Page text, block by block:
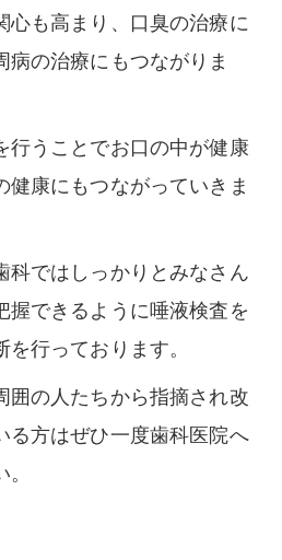
心も高まり、口臭の治療に
病の治療にもつながりま
行うことでお口の中が健康
康にもつながっていきま
科ではしっかりとみなさん
握できるように唾液検査を
行っております。
囲の人たちから指摘され改
る方はぜひ一度歯科医院へ